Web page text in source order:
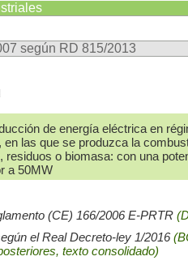
según RD 815/2013
de energía eléctrica en
en las que se produzca la
residuos o biomasa: con una
a 50MW
(CE) 166/2006 E-PRTR
el Real Decreto-ley 1/2016
texto consolidado)